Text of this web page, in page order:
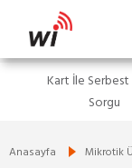
Kart İle
Sorgu
Anasayfa Mikrotik